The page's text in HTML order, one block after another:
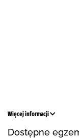
Więcej informacji
Dostępne